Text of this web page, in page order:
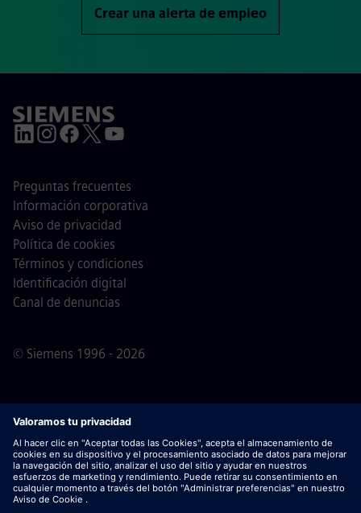
Crear una alerta de empleo
© Siemens 1996 - 2026
Preguntas frecuentes
Información corporativa
Aviso de privacidad
Política de cookies
Términos y condiciones
Identificación digital
Canal de denuncias
Nota importantePara todas las personas que quieran
unirse a nosotros, por favor, es importante tener en cuenta
que Siemens no solicita honorarios antes / durante /
después del proceso de solicitud. No pedimos datos
bancarios o información financiera personal a cambio de